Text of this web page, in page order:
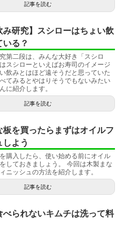
記事を読む
み研究】スシローはちょい飲
る？
第二段は、みんな大好き「スシロ
スシローといえばお寿司のイメージ
飲みとはほど遠そうだと思っていた
てみるとやはりそうでもないみたい
に紹介します。
記事を読む
板を買ったらまずはオイルフ
しよう
購入したら、使い始める前にオイル
しておきましょう。 今回は木製まな
ニッシュの方法を紹介します。
記事を読む
べられないキムチは洗って料